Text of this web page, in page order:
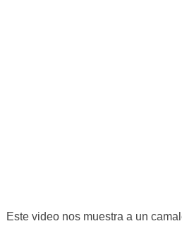
Este video nos muestra a un